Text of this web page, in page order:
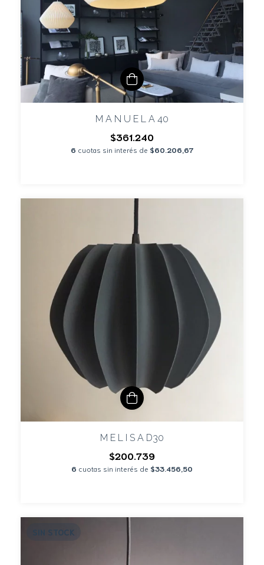
M A N U E L A 40
$361.240
6 cuotas sin interés de $60.206,67
M E L I S A D30
$200.739
6 cuotas sin interés de $33.456,50
SIN STOCK